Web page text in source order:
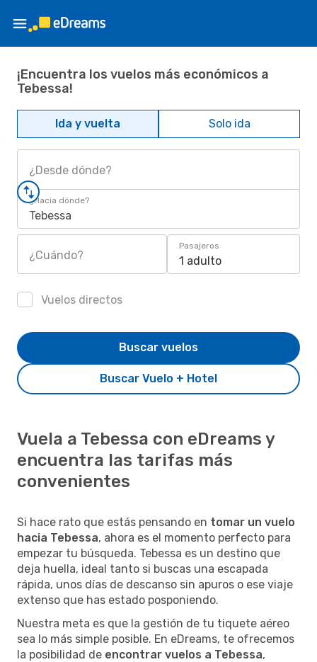
¡Encuentra los vuelos más económicos a
Tebessa!
Ida y vuelta Solo ida
¿Desde dónde?
¿Hacia dónde?
Tebessa
¿Cuándo?
Pasajeros
1 adulto
Vuelos directos
Buscar Vuelo + Hotel
Buscar vuelos
Vuela a Tebessa con eDreams y
encuentra las tarifas más
convenientes
Si hace rato que estás pensando en tomar un vuelo
hacia Tebessa, ahora es el momento perfecto para
empezar tu búsqueda. Tebessa es un destino que
deja huella, ideal tanto si buscas una escapada
rápida, unos días de descanso sin apuros o ese viaje
extenso que has estado posponiendo.
Nuestra meta es que la gestión de tu tiquete aéreo
sea lo más simple posible. En eDreams, te ofrecemos
la posibilidad de encontrar vuelos a Tebessa,